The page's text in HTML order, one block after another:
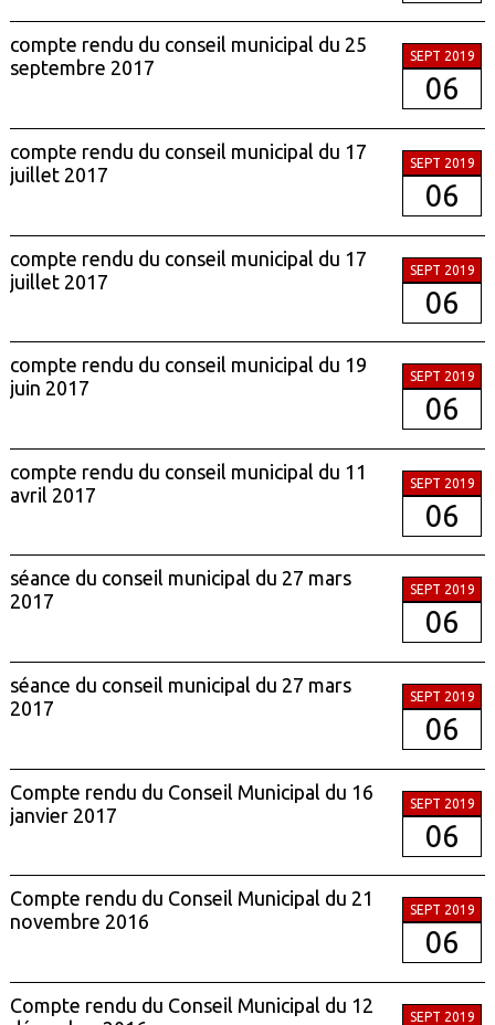
compte rendu du conseil municipal du 25
septembre 2017
SEPT 2019
06
compte rendu du conseil municipal du 17
juillet 2017
SEPT 2019
06
compte rendu du conseil municipal du 17
juillet 2017
SEPT 2019
06
compte rendu du conseil municipal du 19
juin 2017
SEPT 2019
06
compte rendu du conseil municipal du 11
avril 2017
SEPT 2019
06
séance du conseil municipal du 27 mars
2017
SEPT 2019
06
séance du conseil municipal du 27 mars
2017
SEPT 2019
06
Compte rendu du Conseil Municipal du 16
janvier 2017
SEPT 2019
06
Compte rendu du Conseil Municipal du 21
novembre 2016
SEPT 2019
06
Compte rendu du Conseil Municipal du 12
SEPT 2019